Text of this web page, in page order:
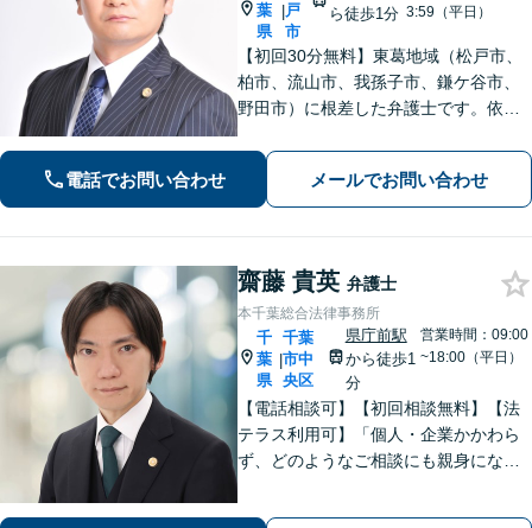
葉
県
|戸
市
ら徒歩1分 3:59（平日）
【初回30分無料】東葛地域（松戸市、
柏市、流山市、我孫子市、鎌ケ谷市、
野田市）に根差した弁護士です。依頼
の解決に当たります。離婚・交通事
故・債務整理をはじめとする諸問題に
お困りの際はまずはご相談下さい。
電話でお問い合わせ メールでお問い合わせ
齋藤 貴英 弁護士
本千葉総合法律事務所
千
葉
県
|
千葉
市中
央区
県庁前駅
から徒歩1
分
営業時間：09:00
~18:00（平日）
【電話相談可】【初回相談無料】【法
テラス利用可】「個人・企業かかわら
ず、どのようなご相談にも親身になっ